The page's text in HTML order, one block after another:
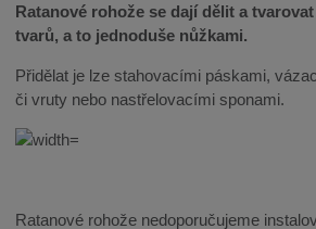
Ratanové rohože se dají dělit a
tvarů, a to jednoduše nůžkami.
Přidělat je lze stahovacími páskami,
či vruty nebo nastřelovacími sponami.
Ratanové rohože nedoporučujeme